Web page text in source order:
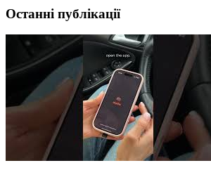
Останні публікації